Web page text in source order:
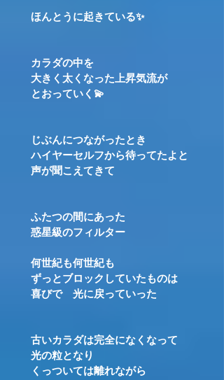
ほんとうに起きている✨
カラダの中を
大きく太くなった上昇気流が
とおっていく💫
じぶんにつながったとき
ハイヤーセルフから待ってたよと
声が聞こえてきて
ふたつの間にあった
惑星級のフィルター
何世紀も何世紀も
ずっとブロックしていたものは
喜びで 光に戻っていった
古いカラダは完全になくなって
光の粒となり
くっついては離れながら